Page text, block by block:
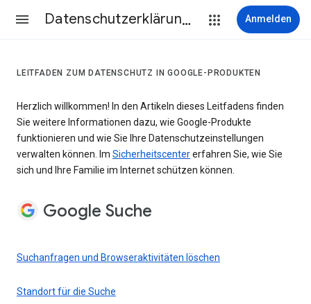
Datenschutzerklärung & Nutzungsbedingungen Anmelden
LEITFADEN ZUM DATENSCHUTZ IN GOOGLE-PRODUKTEN
Herzlich willkommen! In den Artikeln dieses Leitfadens finden
Sie weitere Informationen dazu, wie Google-Produkte
funktionieren und wie Sie Ihre Datenschutzeinstellungen
verwalten können. Im Sicherheitscentererfahren Sie, wie Sie
sich und Ihre Familie im Internet schützen können.
Google Suche
Suchanfragen und Browseraktivitäten löschen
Standort für die Suche